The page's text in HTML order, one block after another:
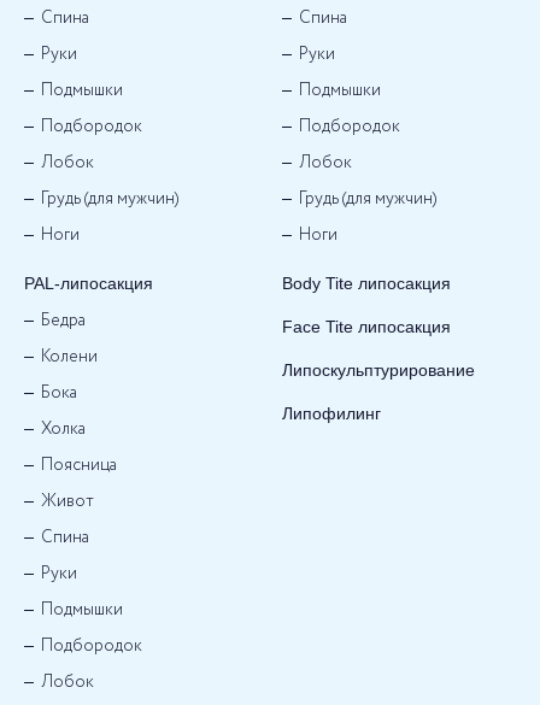
Спина
Руки
Подмышки
Подбородок
Лобок
Грудь (для мужчин)
Ноги
PAL-липосакция
Бедра
Колени
Бока
Холка
Поясница
Живот
Спина
Руки
Подмышки
Подбородок
Лобок
Спина
Руки
Подмышки
Подбородок
Лобок
Грудь (для мужчин)
Ноги
Body Tite липосакция
Face Tite липосакция
Липоскульптурирование
Липофилинг